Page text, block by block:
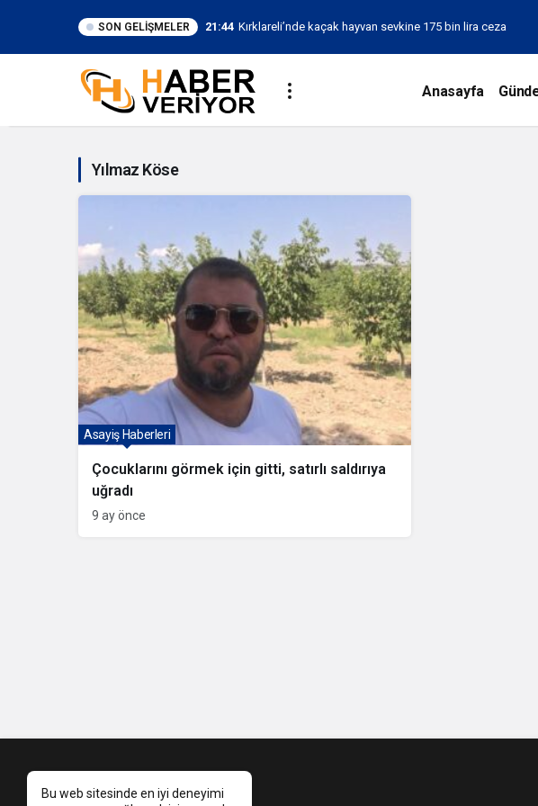
SON GELIŞMELER 21:44 Kırklareli’nde kaçak hayvan sevkine 175 bin lira ceza
Yılmaz
Köse
Haberleri
Anasayfa
Yılmaz Köse
Çocuklarını görmek için gitti, satırlı saldırıya
uğradı
Asayiş Haberleri
9 ay önce
Bu web sitesinde en iyi deneyimi